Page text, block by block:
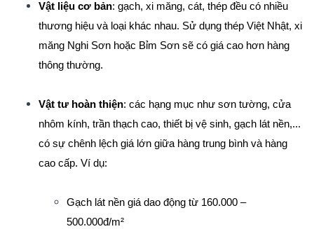
Vật liệu cơ bản: gạch, xi măng, cát, thép đều có nhiều
thương hiệu và loại khác nhau. Sử dụng thép Việt Nhật, xi
măng Nghi Sơn hoặc Bỉm Sơn sẽ có giá cao hơn hàng
thông thường.
Vật tư hoàn thiện: các hạng mục như sơn tường, cửa
nhôm kính, trần thạch cao, thiết bị vệ sinh, gạch lát nền,...
có sự chênh lệch giá lớn giữa hàng trung bình và hàng
cao cấp. Ví dụ:
Gạch lát nền giá dao động từ 160.000 –
500.000đ/m²